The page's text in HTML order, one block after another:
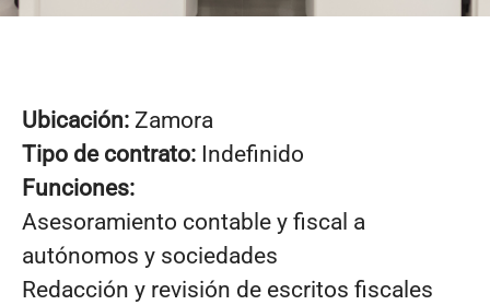
Ubicación: Zamora
Tipo de contrato: Indefinido
Funciones:
Asesoramiento contable y fiscal a
autónomos y sociedades
Redacción y revisión de escritos fiscales